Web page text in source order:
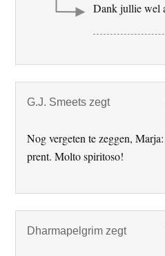
Dank jullie wel
G.J. Smeets zegt
Nog vergeten te zeggen,
prent. Molto spiritoso!
Dharmapelgrim zegt